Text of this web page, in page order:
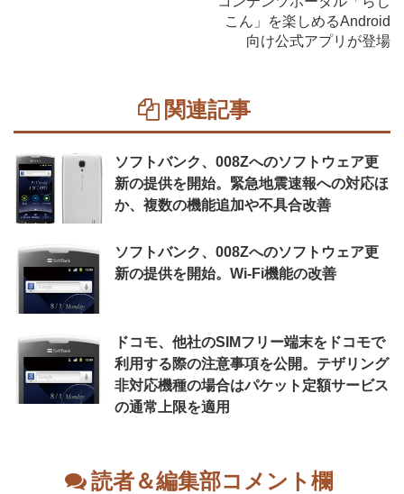
こん」を楽しめるAndroid
向け公式アプリが登場
関連記事
ソフトバンク、008Zへのソフトウェア更
新の提供を開始。緊急地震速報への対応ほ
か、複数の機能追加や不具合改善
ソフトバンク、008Zへのソフトウェア更
新の提供を開始。Wi-Fi機能の改善
ドコモ、他社のSIMフリー端末をドコモで
利用する際の注意事項を公開。テザリング
非対応機種の場合はパケット定額サービス
の通常上限を適用
読者＆編集部コメント欄